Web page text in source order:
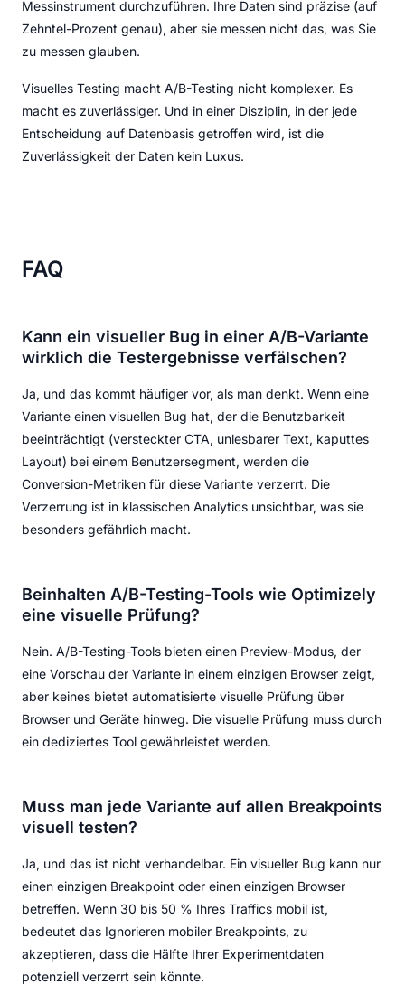
Messinstrument durchzuführen. Ihre Daten sind präzise (auf
Zehntel-Prozent genau), aber sie messen nicht das, was Sie
zu messen glauben.
Visuelles Testing macht A/B-Testing nicht komplexer. Es
macht es zuverlässiger. Und in einer Disziplin, in der jede
Entscheidung auf Datenbasis getroffen wird, ist die
Zuverlässigkeit der Daten kein Luxus.
FAQ
Kann ein visueller Bug in einer A/B-Variante
wirklich die Testergebnisse verfälschen?
Ja, und das kommt häufiger vor, als man denkt. Wenn eine
Variante einen visuellen Bug hat, der die Benutzbarkeit
beeinträchtigt (versteckter CTA, unlesbarer Text, kaputtes
Layout) bei einem Benutzersegment, werden die
Conversion-Metriken für diese Variante verzerrt. Die
Verzerrung ist in klassischen Analytics unsichtbar, was sie
besonders gefährlich macht.
Beinhalten A/B-Testing-Tools wie Optimizely
eine visuelle Prüfung?
Nein. A/B-Testing-Tools bieten einen Preview-Modus, der
eine Vorschau der Variante in einem einzigen Browser zeigt,
aber keines bietet automatisierte visuelle Prüfung über
Browser und Geräte hinweg. Die visuelle Prüfung muss durch
ein dediziertes Tool gewährleistet werden.
Muss man jede Variante auf allen Breakpoints
visuell testen?
Ja, und das ist nicht verhandelbar. Ein visueller Bug kann nur
einen einzigen Breakpoint oder einen einzigen Browser
betreffen. Wenn 30 bis 50 % Ihres Traffics mobil ist,
bedeutet das Ignorieren mobiler Breakpoints, zu
akzeptieren, dass die Hälfte Ihrer Experimentdaten
potenziell verzerrt sein könnte.